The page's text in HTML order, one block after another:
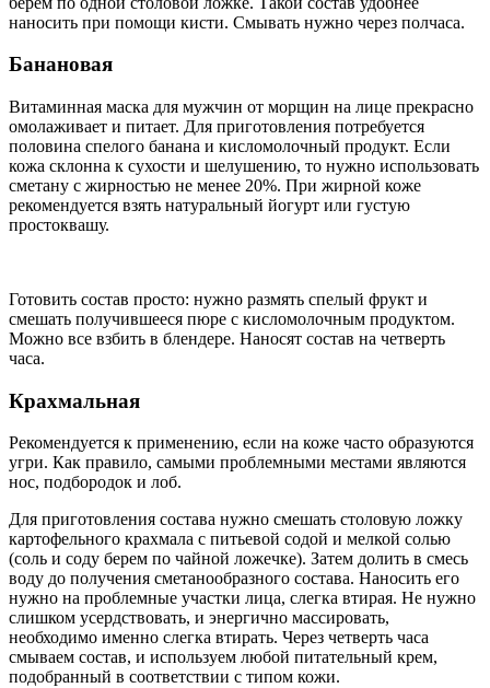
наносить при помощи кисти. Смывать нужно через полчаса.
Банановая
Витаминная маска для мужчин от морщин на лице прекрасно
омолаживает и питает. Для приготовления потребуется
половина спелого банана и кисломолочный продукт. Если
кожа склонна к сухости и шелушению, то нужно использовать
сметану с жирностью не менее 20%. При жирной коже
рекомендуется взять натуральный йогурт или густую
простоквашу.
Готовить состав просто: нужно размять спелый фрукт и
смешать получившееся пюре с кисломолочным продуктом.
Можно все взбить в блендере. Наносят состав на четверть
часа.
Крахмальная
Рекомендуется к применению, если на коже часто образуются
угри. Как правило, самыми проблемными местами являются
нос, подбородок и лоб.
Для приготовления состава нужно смешать столовую ложку
картофельного крахмала с питьевой содой и мелкой солью
(соль и соду берем по чайной ложечке). Затем долить в смесь
воду до получения сметанообразного состава. Наносить его
нужно на проблемные участки лица, слегка втирая. Не нужно
слишком усердствовать, и энергично массировать,
необходимо именно слегка втирать. Через четверть часа
смываем состав, и используем любой питательный крем,
подобранный в соответствии с типом кожи.